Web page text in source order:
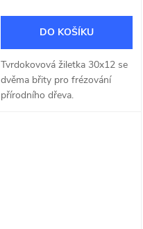
DO KOŠÍKU
Tvrdokovová žiletka 30x12 se
dvěma břity pro frézování
přírodního dřeva.